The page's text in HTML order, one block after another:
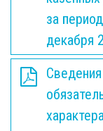
за
декабря